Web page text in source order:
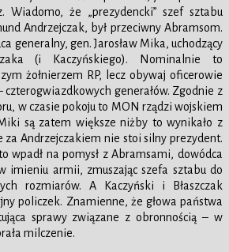
Wiadomo, że „prezydencki” szef sztabu
Andrzejczak, był przeciwny Abramsom.
generalny, gen. Jarosław Mika, uchodzący
(i Kaczyńskiego). Nominalnie to
żołnierzem RP, lecz obywaj oficerowie
czterogwiazdkowych generałów. Zgodnie z
w czasie pokoju to MON rządzi wojskiem
są zatem większe niżby to wynikało z
za Andrzejczakiem nie stoi silny prezydent.
wpadł na pomysł z Abramsami, dowódca
imieniu armii, zmuszając szefa sztabu do
rozmiarów. A Kaczyński i Błaszczak
policzek. Znamienne, że głowa państwa
sprawy związane z obronnością – w
milczenie.